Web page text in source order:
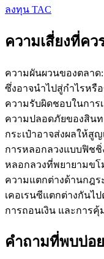
ลงทุน TAC
ความเสี่ยงที่คว
ความผันผวนของตลาด:
ซึ่งอาจนำไปสู่กำไรห
ความรับผิดชอบในการ
ความปลอดภัยของสินท
กระเป๋าอาจส่งผลให้สูญ
การหลอกลวงแบบฟิชชิ่
หลอกลวงที่พยายามขโ
ความแตกต่างด้านกฎร
เคอเรนซีแตกต่างกันไ
การถอนเงิน และการ
คำถามที่พบบ่อย